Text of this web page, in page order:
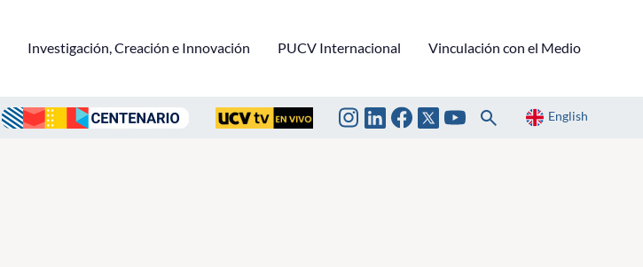
Investigación, Creación e Innovación PUCV Internacional Vinculación con el Medio
English